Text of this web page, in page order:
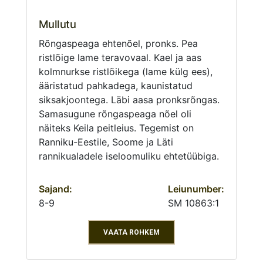
Mullutu
Rõngaspeaga ehtenõel, pronks. Pea
ristlõige lame teravovaal. Kael ja aas
kolmnurkse ristlõikega (lame külg ees),
ääristatud pahkadega, kaunistatud
siksakjoontega. Läbi aasa pronksrõngas.
Samasugune rõngaspeaga nõel oli
näiteks Keila peitleius. Tegemist on
Ranniku-Eestile, Soome ja Läti
rannikualadele iseloomuliku ehtetüübiga.
Sajand:
8-9
Leiunumber:
SM 10863:1
VAATA ROHKEM